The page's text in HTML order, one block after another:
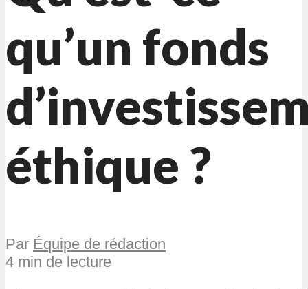
qu’un fonds
éthique ?
Par Équipe de rédaction
4 min de lecture